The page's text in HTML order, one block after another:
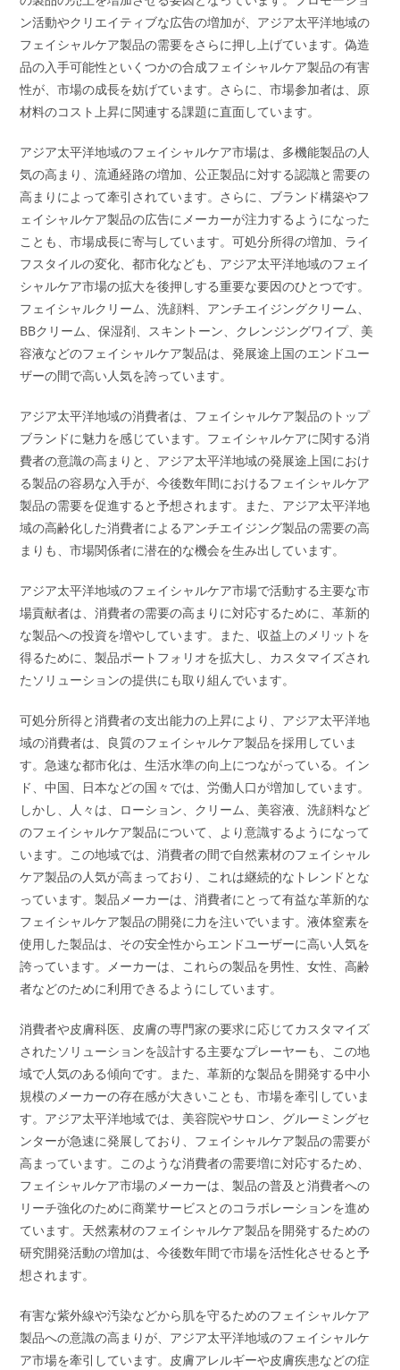
ン活動やクリエイティブな広告の増加が、アジア太平洋地域の
フェイシャルケア製品の需要をさらに押し上げています。偽造
品の入手可能性といくつかの合成フェイシャルケア製品の有害
性が、市場の成長を妨げています。さらに、市場参加者は、原
材料のコスト上昇に関連する課題に直面しています。
アジア太平洋地域のフェイシャルケア市場は、多機能製品の人
気の高まり、流通経路の増加、公正製品に対する認識と需要の
高まりによって牽引されています。さらに、ブランド構築やフ
ェイシャルケア製品の広告にメーカーが注力するようになった
ことも、市場成長に寄与しています。可処分所得の増加、ライ
フスタイルの変化、都市化なども、アジア太平洋地域のフェイ
シャルケア市場の拡大を後押しする重要な要因のひとつです。
フェイシャルクリーム、洗顔料、アンチエイジングクリーム、
BBクリーム、保湿剤、スキントーン、クレンジングワイプ、美
容液などのフェイシャルケア製品は、発展途上国のエンドユー
ザーの間で高い人気を誇っています。
アジア太平洋地域の消費者は、フェイシャルケア製品のトップ
ブランドに魅力を感じています。フェイシャルケアに関する消
費者の意識の高まりと、アジア太平洋地域の発展途上国におけ
る製品の容易な入手が、今後数年間におけるフェイシャルケア
製品の需要を促進すると予想されます。また、アジア太平洋地
域の高齢化した消費者によるアンチエイジング製品の需要の高
まりも、市場関係者に潜在的な機会を生み出しています。
アジア太平洋地域のフェイシャルケア市場で活動する主要な市
場貢献者は、消費者の需要の高まりに対応するために、革新的
な製品への投資を増やしています。また、収益上のメリットを
得るために、製品ポートフォリオを拡大し、カスタマイズされ
たソリューションの提供にも取り組んでいます。
可処分所得と消費者の支出能力の上昇により、アジア太平洋地
域の消費者は、良質のフェイシャルケア製品を採用していま
す。急速な都市化は、生活水準の向上につながっている。イン
ド、中国、日本などの国々では、労働人口が増加しています。
しかし、人々は、ローション、クリーム、美容液、洗顔料など
のフェイシャルケア製品について、より意識するようになって
います。この地域では、消費者の間で自然素材のフェイシャル
ケア製品の人気が高まっており、これは継続的なトレンドとな
っています。製品メーカーは、消費者にとって有益な革新的な
フェイシャルケア製品の開発に力を注いでいます。液体窒素を
使用した製品は、その安全性からエンドユーザーに高い人気を
誇っています。メーカーは、これらの製品を男性、女性、高齢
者などのために利用できるようにしています。
消費者や皮膚科医、皮膚の専門家の要求に応じてカスタマイズ
されたソリューションを設計する主要なプレーヤーも、この地
域で人気のある傾向です。また、革新的な製品を開発する中小
規模のメーカーの存在感が大きいことも、市場を牽引していま
す。アジア太平洋地域では、美容院やサロン、グルーミングセ
ンターが急速に発展しており、フェイシャルケア製品の需要が
高まっています。このような消費者の需要増に対応するため、
フェイシャルケア市場のメーカーは、製品の普及と消費者への
リーチ強化のために商業サービスとのコラボレーションを進め
ています。天然素材のフェイシャルケア製品を開発するための
研究開発活動の増加は、今後数年間で市場を活性化させると予
想されます。
有害な紫外線や汚染などから肌を守るためのフェイシャルケア
製品への意識の高まりが、アジア太平洋地域のフェイシャルケ
ア市場を牽引しています。皮膚アレルギーや皮膚疾患などの症